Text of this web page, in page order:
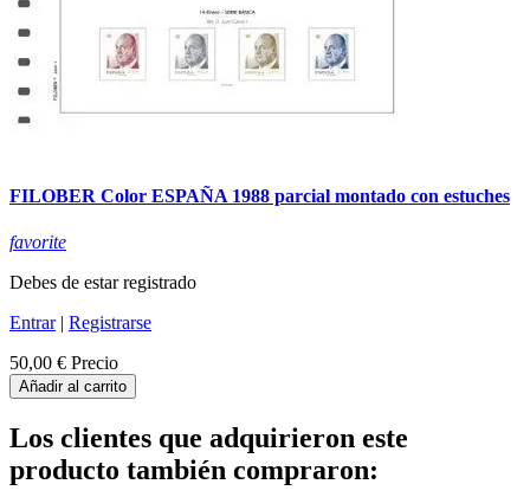
FILOBER Color ESPAÑA 1988 parcial montado con estuches
favorite
Debes de estar registrado
Entrar| Registrarse
50,00 € Precio
Añadir al carrito
Los clientes que adquirieron este
producto también compraron: